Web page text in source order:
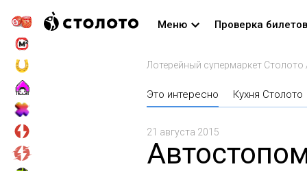
Меню Проверка билетов
Лотерейный супермаркет Столото
Это интересно Кухня Столото
21 августа 2015